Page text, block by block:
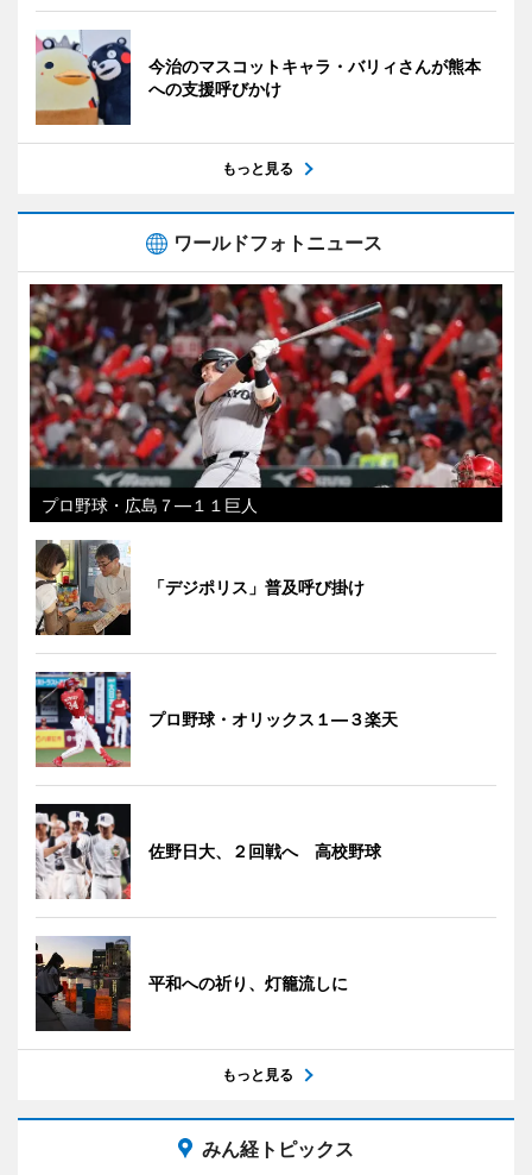
今治のマスコットキャラ・バリィさんが熊本
への支援呼びかけ
もっと見る
ワールドフォトニュース
プロ野球・広島７―１１巨人
「デジポリス」普及呼び掛け
プロ野球・オリックス１―３楽天
佐野日大、２回戦へ 高校野球
平和への祈り、灯籠流しに
もっと見る
みん経トピックス